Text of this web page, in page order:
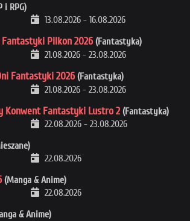
i RPG)
13.08.2026 - 16.08.2026
Pilkon 2026 (Fantastyka)
21.08.2026 - 23.08.2026
Fantastyki 2026 (Fantastyka)
21.08.2026 - 23.08.2026
Konwent Fantastyki Lustro 2 (Fantastyka)
22.08.2026 - 23.08.2026
22.08.2026
(Manga & Anime)
22.08.2026
& Anime)